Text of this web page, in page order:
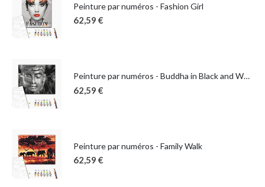
Peinture par numéros - Fashion Girl
62,59 €
Peinture par numéros - Buddha in Black and White
62,59 €
Peinture par numéros - Family Walk
62,59 €